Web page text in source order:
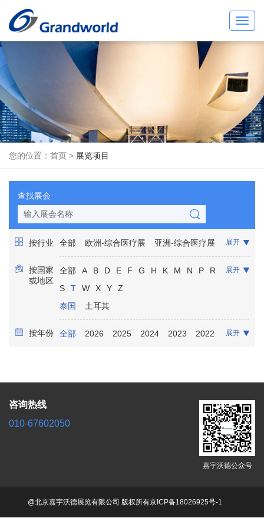
您的位置： 首页 > 展览项目
查找展会
按行业 全部 欧洲-综合医疗展
亚洲-综合医疗展
展开
按国家
或地区
全部 A B D E F G H K M N P
R
S
T W X Y
Z
泰国
土耳其
展开
按年份 全部 2026 2025 2024 2023
2022
展开
嘉宇沃德公众号
咨询热线
010-67602050
@北京嘉宇沃德展览有限公司 版权所有京ICP备18026925号-1